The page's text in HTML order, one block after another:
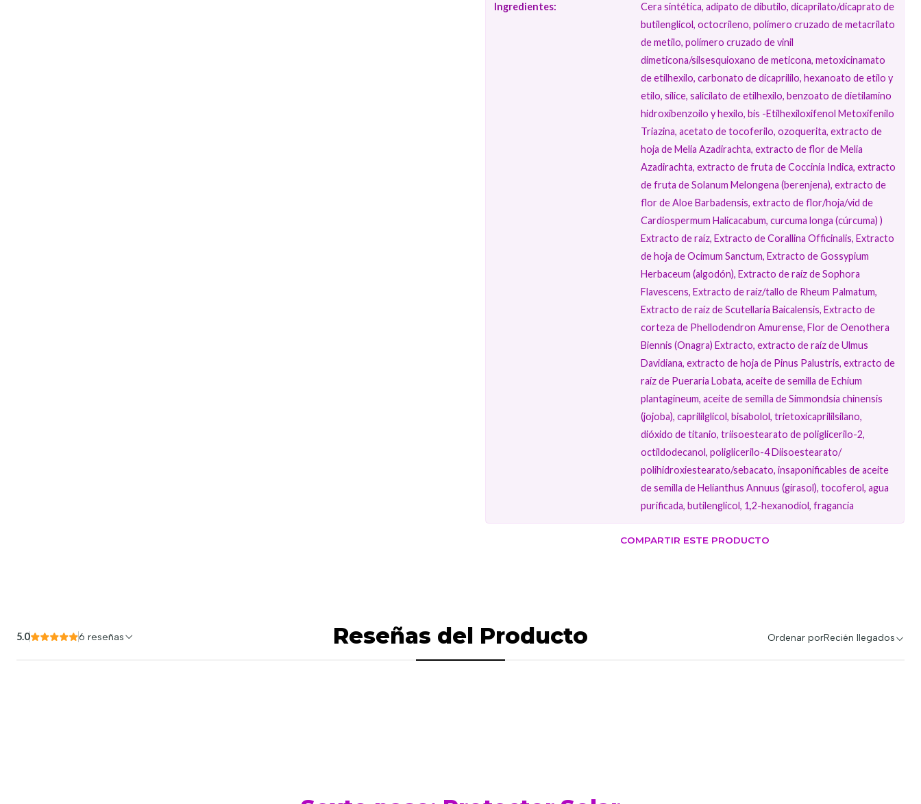
Ingredientes:
Cera sintética, adipato de dibutilo, dicaprilato/dicaprato de
butilenglicol, octocrileno, polímero cruzado de metacrilato
de metilo, polímero cruzado de vinil
dimeticona/silsesquioxano de meticona, metoxicinamato
de etilhexilo, carbonato de dicaprililo, hexanoato de etilo y
etilo, sílice, salicilato de etilhexilo, benzoato de dietilamino
hidroxibenzoilo y hexilo, bis -Etilhexiloxifenol Metoxifenilo
Triazina, acetato de tocoferilo, ozoquerita, extracto de
hoja de Melia Azadirachta, extracto de flor de Melia
Azadirachta, extracto de fruta de Coccinia Indica, extracto
de fruta de Solanum Melongena (berenjena), extracto de
flor de Aloe Barbadensis, extracto de flor/hoja/vid de
Cardiospermum Halicacabum, curcuma longa (cúrcuma) )
Extracto de raíz, Extracto de Corallina Officinalis, Extracto
de hoja de Ocimum Sanctum, Extracto de Gossypium
Herbaceum (algodón), Extracto de raíz de Sophora
Flavescens, Extracto de raíz/tallo de Rheum Palmatum,
Extracto de raíz de Scutellaria Baicalensis, Extracto de
corteza de Phellodendron Amurense, Flor de Oenothera
Biennis (Onagra) Extracto, extracto de raíz de Ulmus
Davidiana, extracto de hoja de Pinus Palustris, extracto de
raíz de Pueraria Lobata, aceite de semilla de Echium
plantagineum, aceite de semilla de Simmondsia chinensis
(jojoba), caprililglicol, bisabolol, trietoxicaprililsilano,
dióxido de titanio, triisoestearato de poliglicerilo-2,
octildodecanol, poliglicerilo-4 Diisoestearato/​
polihidroxiestearato/​sebacato, insaponificables de aceite
de semilla de Helianthus Annuus (girasol), tocoferol, agua
purificada, butilenglicol, 1,2-hexanodiol, fragancia
COMPARTIR ESTE PRODUCTO
Reseñas del Producto
5.0 6 reseñas Ordenar porRecién llegados